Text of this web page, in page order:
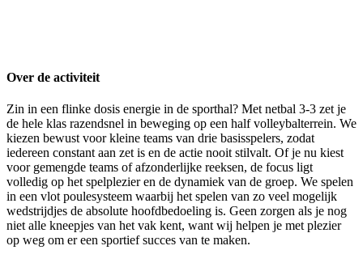
Over de activiteit
Zin in een flinke dosis energie in de sporthal? Met netbal 3-3 zet je
de hele klas razendsnel in beweging op een half volleybalterrein. We
kiezen bewust voor kleine teams van drie basisspelers, zodat
iedereen constant aan zet is en de actie nooit stilvalt. Of je nu kiest
voor gemengde teams of afzonderlijke reeksen, de focus ligt
volledig op het spelplezier en de dynamiek van de groep. We spelen
in een vlot poulesysteem waarbij het spelen van zo veel mogelijk
wedstrijdjes de absolute hoofdbedoeling is. Geen zorgen als je nog
niet alle kneepjes van het vak kent, want wij helpen je met plezier
op weg om er een sportief succes van te maken.